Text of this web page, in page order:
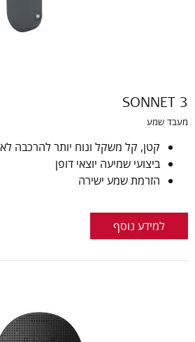
SONNET 3
מעבד שמע
קטן, קל משקל ונוח יותר להרכבה
ביצועי שמיעה יוצאי דופן
הזרמת שמע ישירה
למידע נוסף